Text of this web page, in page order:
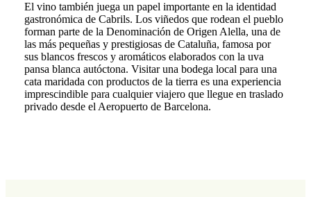
El vino también juega un papel importante en la identidad
gastronómica de Cabrils. Los viñedos que rodean el pueblo
forman parte de la Denominación de Origen Alella, una de
las más pequeñas y prestigiosas de Cataluña, famosa por
sus blancos frescos y aromáticos elaborados con la uva
pansa blanca autóctona. Visitar una bodega local para una
cata maridada con productos de la tierra es una experiencia
imprescindible para cualquier viajero que llegue en traslado
privado desde el Aeropuerto de Barcelona.